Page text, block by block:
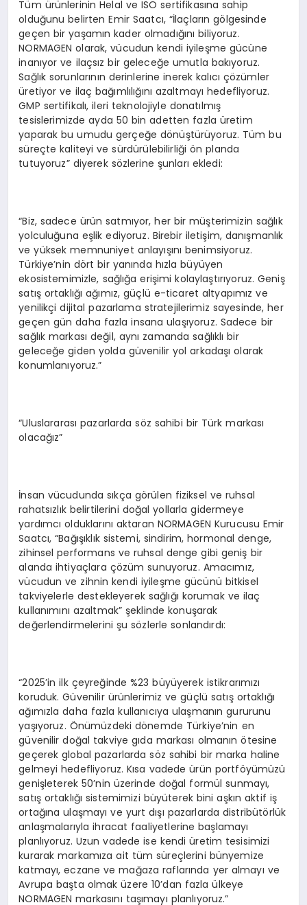
Tüm ürünlerinin Helal ve ISO sertifikasına sahip
olduğunu belirten Emir Saatcı, “İlaçların gölgesinde
geçen bir yaşamın kader olmadığını biliyoruz.
NORMAGEN olarak, vücudun kendi iyileşme gücüne
inanıyor ve ilaçsız bir geleceğe umutla bakıyoruz.
Sağlık sorunlarının derinlerine inerek kalıcı çözümler
üretiyor ve ilaç bağımlılığını azaltmayı hedefliyoruz.
GMP sertifikalı, ileri teknolojiyle donatılmış
tesislerimizde ayda 50 bin adetten fazla üretim
yaparak bu umudu gerçeğe dönüştürüyoruz. Tüm bu
süreçte kaliteyi ve sürdürülebilirliği ön planda
tutuyoruz” diyerek sözlerine şunları ekledi:
“Biz, sadece ürün satmıyor, her bir müşterimizin sağlık
yolculuğuna eşlik ediyoruz. Birebir iletişim, danışmanlık
ve yüksek memnuniyet anlayışını benimsiyoruz.
Türkiye’nin dört bir yanında hızla büyüyen
ekosistemimizle, sağlığa erişimi kolaylaştırıyoruz. Geniş
satış ortaklığı ağımız, güçlü e-ticaret altyapımız ve
yenilikçi dijital pazarlama stratejilerimiz sayesinde, her
geçen gün daha fazla insana ulaşıyoruz. Sadece bir
sağlık markası değil, aynı zamanda sağlıklı bir
geleceğe giden yolda güvenilir yol arkadaşı olarak
konumlanıyoruz.”
“Uluslararası pazarlarda söz sahibi bir Türk markası
olacağız”
İnsan vücudunda sıkça görülen fiziksel ve ruhsal
rahatsızlık belirtilerini doğal yollarla gidermeye
yardımcı olduklarını aktaran NORMAGEN Kurucusu Emir
Saatcı, “Bağışıklık sistemi, sindirim, hormonal denge,
zihinsel performans ve ruhsal denge gibi geniş bir
alanda ihtiyaçlara çözüm sunuyoruz. Amacımız,
vücudun ve zihnin kendi iyileşme gücünü bitkisel
takviyelerle destekleyerek sağlığı korumak ve ilaç
kullanımını azaltmak” şeklinde konuşarak
değerlendirmelerini şu sözlerle sonlandırdı:
“2025’in ilk çeyreğinde %23 büyüyerek istikrarımızı
koruduk. Güvenilir ürünlerimiz ve güçlü satış ortaklığı
ağımızla daha fazla kullanıcıya ulaşmanın gururunu
yaşıyoruz. Önümüzdeki dönemde Türkiye’nin en
güvenilir doğal takviye gıda markası olmanın ötesine
geçerek global pazarlarda söz sahibi bir marka haline
gelmeyi hedefliyoruz. Kısa vadede ürün portföyümüzü
genişleterek 50’nin üzerinde doğal formül sunmayı,
satış ortaklığı sistemimizi büyüterek bini aşkın aktif iş
ortağına ulaşmayı ve yurt dışı pazarlarda distribütörlük
anlaşmalarıyla ihracat faaliyetlerine başlamayı
planlıyoruz. Uzun vadede ise kendi üretim tesisimizi
kurarak markamıza ait tüm süreçlerini bünyemize
katmayı, eczane ve mağaza raflarında yer almayı ve
Avrupa başta olmak üzere 10’dan fazla ülkeye
NORMAGEN markasını taşımayı planlıyoruz.”